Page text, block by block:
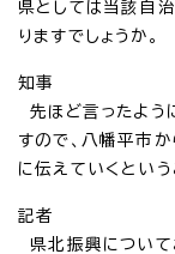
県としては当該自
りますでしょうか。
知事
先ほど言ったよう
すので、八幡平市
に伝えていくという
記者
県北振興について